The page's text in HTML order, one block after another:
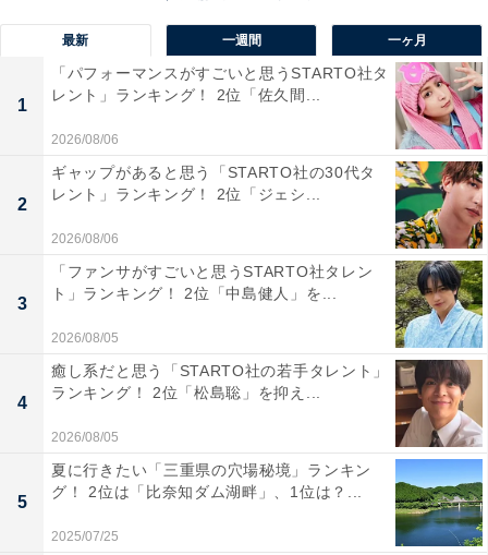
1位：『硫黄島からの手紙』
ランキング1位に輝いた作品は、2006年公開の映画『硫
黄島からの手紙』でした。第2次世界大戦で戦う日本兵
を描いた同作で、二宮さんは家族のことを思いながら戦
う「西郷昇」を演じています。
アンケートの回答者からは、「戦争映画でありながら、
感動や人間性を考えさせられる映画だから（30代女
性）」「鬼気迫る演技は迫力があったし、全編を通して
語られるナレーションがとても良かった。二宮さんの出
世作でもあり、思い出深い作品です（40代女性）」とい
ったコメントが寄せられました。
※回答者コメントは原文ママです
＞11位までの全ランキング結果を見る
最新 一週間 一ヶ月
1
「パフォーマンスがすごいと思うSTARTO社タ
レント」ランキング！ 2位「佐久間...
2026/08/06
2
ギャップがあると思う「STARTO社の30代タ
レント」ランキング！ 2位「ジェシ...
2026/08/06
3
「ファンサがすごいと思うSTARTO社タレン
ト」ランキング！ 2位「中島健人」を...
2026/08/05
4
癒し系だと思う「STARTO社の若手タレント」
ランキング！ 2位「松島聡」を抑え...
2026/08/05
5
夏に行きたい「三重県の穴場秘境」ランキン
グ！ 2位は「比奈知ダム湖畔」、1位は？...
2025/07/25